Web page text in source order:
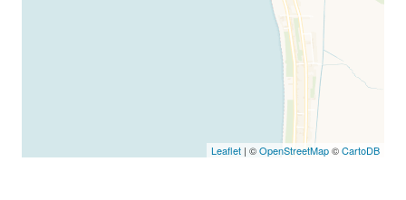
Leaflet | ©OpenStreetMap©CartoDB